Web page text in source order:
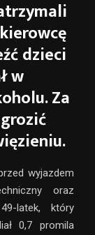
dzieci
w
Za
wyjazdem
oraz
latek, który
0,7 promila